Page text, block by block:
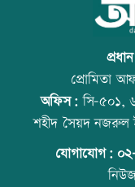
প্রোমিতা
অফিস:সি-৫০১,
শহীদ সৈয়দ নজরুল
যোগাযোগ: